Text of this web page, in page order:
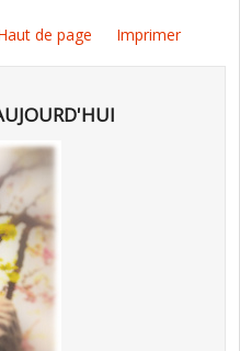
de page
Imprimer